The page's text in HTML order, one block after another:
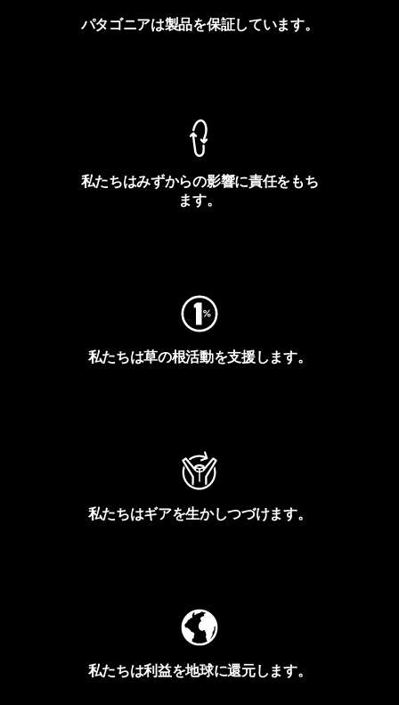
パタゴニアは製品を保証しています。
私たちはみずからの影響に責任をもち
ます。
私たちは草の根活動を支援します。
私たちはギアを生かしつづけます。
私たちは利益を地球に還元します。